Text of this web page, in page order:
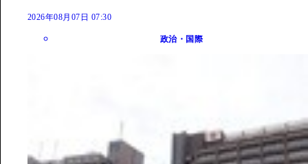
2026年08月07日 07:30
政治・国際